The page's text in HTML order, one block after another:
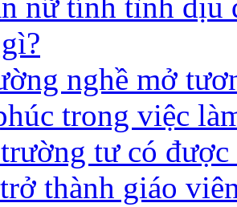
nữ tính tình dịu
nghề mở
trong việc
tư có
thành giáo